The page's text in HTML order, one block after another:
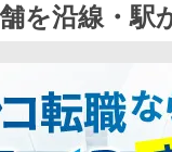
を沿線・駅